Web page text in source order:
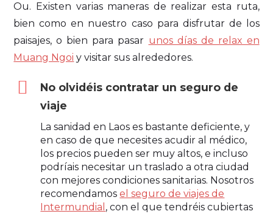
Ou. Existen varias maneras de realizar esta ruta,
bien como en nuestro caso para disfrutar de los
paisajes, o bien para pasar unos días de relax en
Muang Ngoi y visitar sus alrededores.
No olvidéis contratar un seguro de
viaje
La sanidad en Laos es bastante deficiente, y
en caso de que necesites acudir al médico,
los precios pueden ser muy altos, e incluso
podríais necesitar un traslado a otra ciudad
con mejores condiciones sanitarias. Nosotros
recomendamosel seguro de viajes de
Intermundial , con el que tendréis cubiertas